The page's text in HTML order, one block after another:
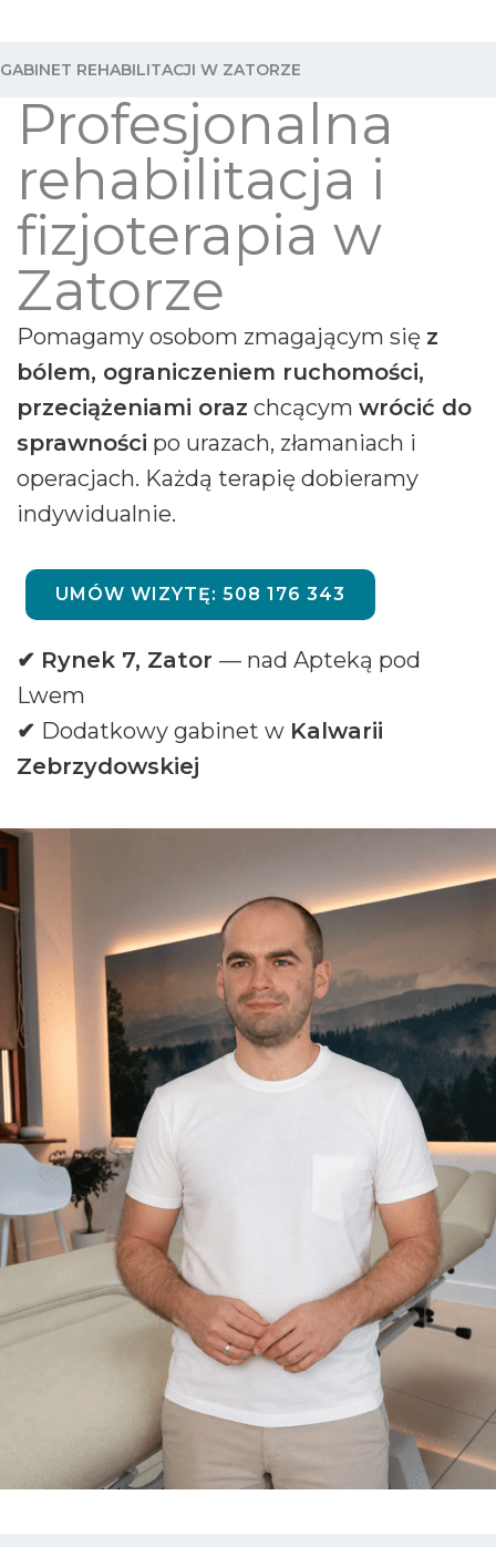
GABINET REHABILITACJI W ZATORZE
Profesjonalna
rehabilitacja i
fizjoterapia w
Zatorze
Pomagamy osobom zmagającym się z
bólem, ograniczeniem ruchomości,
przeciążeniami oraz chcącym wrócić do
sprawności po urazach, złamaniach i
operacjach. Każdą terapię dobieramy
indywidualnie.
UMÓW WIZYTĘ: 508 176 343
✔ Rynek 7, Zator — nad Apteką pod
Lwem
✔ Dodatkowy gabinet w Kalwarii
Zebrzydowskiej